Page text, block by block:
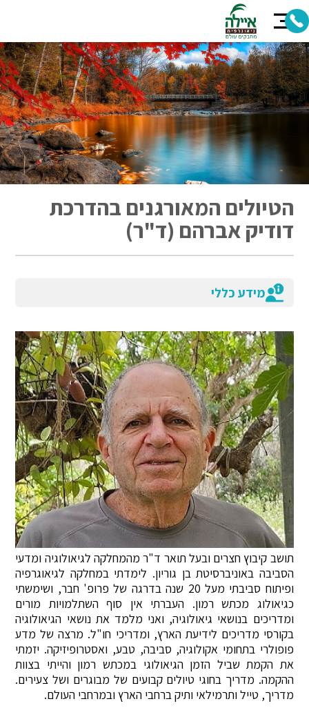
הטיולים המאורגנים בהדרכת
דודיק אברהם (ד"ר)
מידע כללי
תושב קיבוץ חצרים ובעל תואר ד"ר מהמחלקה לגיאולוגיה ומדעי
הסביבה באוניברסיטת בן גוריון. לימדתי במחלקה לגיאוגרפיה
ופיתוח סביבתי מעל 20 שנה בדרגה של פרופ' חבר, ושימשתי
כגיאולוג מכתש רמון. העברתי אין סוף השתלמויות מורים
ומדריכים בנושאי גיאולוגיה, ואני מלמד את נושאי הגיאולוגיה
בקורסי מדריכים לידיעת הארץ, ומדריכי חו"ל. מרצה של מדע
פופולרי בתחומי אקולוגיה, סביבה, טבע, ואסטרופיזיקה. יזמתי
את הקמת שביל הזמן הגיאולוגי במכתש רמון והייתי בצוות
ההקמה. מדריך בחוגי טיולים קבועים של מבוגרים ושל צעירים.
מדריך, טייל ותרמילאי ותיק ברחבי הארץ ובמרחבי העולם.